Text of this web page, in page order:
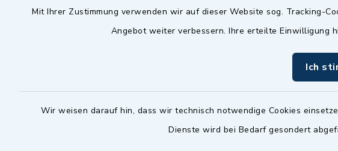
Mit Ihrer Zustimmung verwenden wir auf dieser Website sog. Tracking-
Angebot weiter verbessern. Ihre erteilte Einwilligung
Ich
Wir weisen darauf hin, dass wir technisch notwendige Cookies
Dienste wird bei Bedarf gesondert